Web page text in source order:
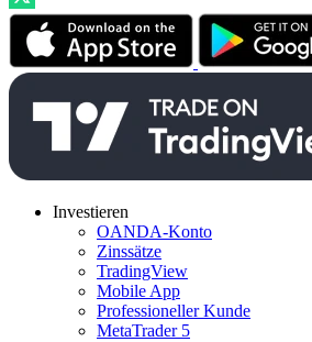
Investieren
OANDA-Konto
Zinssätze
TradingView
Mobile App
Professioneller Kunde
MetaTrader 5